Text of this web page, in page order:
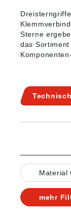
Sterne
das
Material
mehr